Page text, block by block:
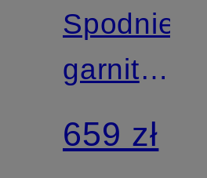
Spodnie
garniturowe
PER
regular
659 zł